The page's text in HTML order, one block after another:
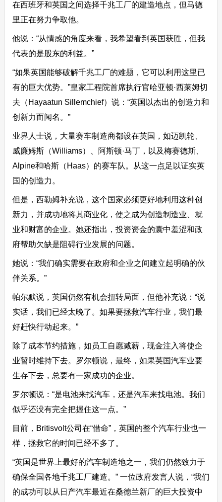
在西班牙和英国之间选择千兆工厂的建造地点，但马德
里正在努力争取他。
他说：“从情感的角度来看，我希望看到英国获胜，但我
代表的是股东的利益。”
“如果英国能够破解千兆工厂的难题，它可以利用这里已
有的巨大优势。”皇家工程院首席执行官哈亚顿·西莱姆切
夫（Hayaatun Sillemchief）说：“英国以杰出的创造力和
创新力而闻名。”
业界人士说，大量赛车制造商都设在英国，如迈凯轮、
威廉姆斯（Williams）、阿斯顿·马丁，以及梅赛德斯、
Alpine和哈斯（Haas）的赛车队。从这一点足以证实英
国的创造力。
但是，西勒姆补充说，这个国家必须更好地利用这种创
新力，并成功地将其商业化，使之成为创造制造业、就
业和财富的企业。她还指出，投资资金的囊中羞涩和政
府帮助欠缺是阻碍行业发展的问题。
她说：“我们确实需要在政府和企业之间建立起明确的伙
伴关系。”
帕尔默说，英国仍然有机会扭转局面，但他补充说：“说
实话，我们已经太晚了。如果要拯救汽车行业，我们最
好赶快行动起来。”
除了成本节约措施，如员工自愿减薪，现金注入将使企
业暂时维持下去。罗尔顿说，最终，如果英国汽车业要
生存下去，总要有一家成功的企业。
罗尔顿说：“是电池来找汽车，还是汽车来找电池。我们
似乎还没有完全把握住这一点。”
目前，Britisvolt公司在“借命”，英国的整个汽车行业也一
样，拯救它的时间已经不多了。
“英国是世界上最好的汽车制造地之一，我们仍然致力于
确保全国各地千兆工厂建造。” 一位政府发言人说，“我们
的成功可以从日产汽车最近在桑德兰新厂的巨大投资中